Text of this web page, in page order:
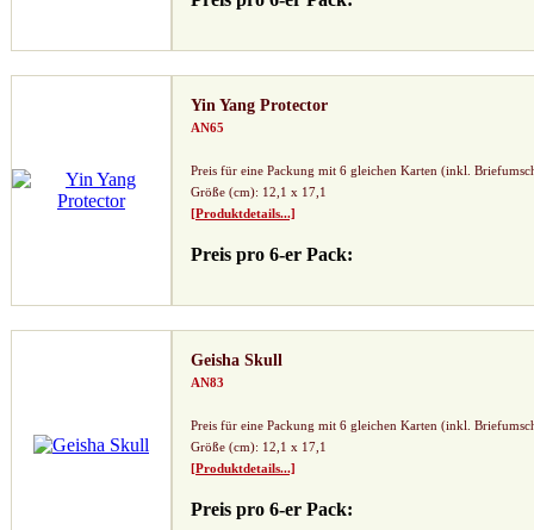
Yin Yang Protector
AN65
Preis für eine Packung mit 6 gleichen Karten (inkl.
Größe (cm): 12,1 x 17,1
[Produktdetails...]
Preis pro 6-er Pack:
Geisha Skull
AN83
Preis für eine Packung mit 6 gleichen Karten (inkl.
Größe (cm): 12,1 x 17,1
[Produktdetails...]
Preis pro 6-er Pack: